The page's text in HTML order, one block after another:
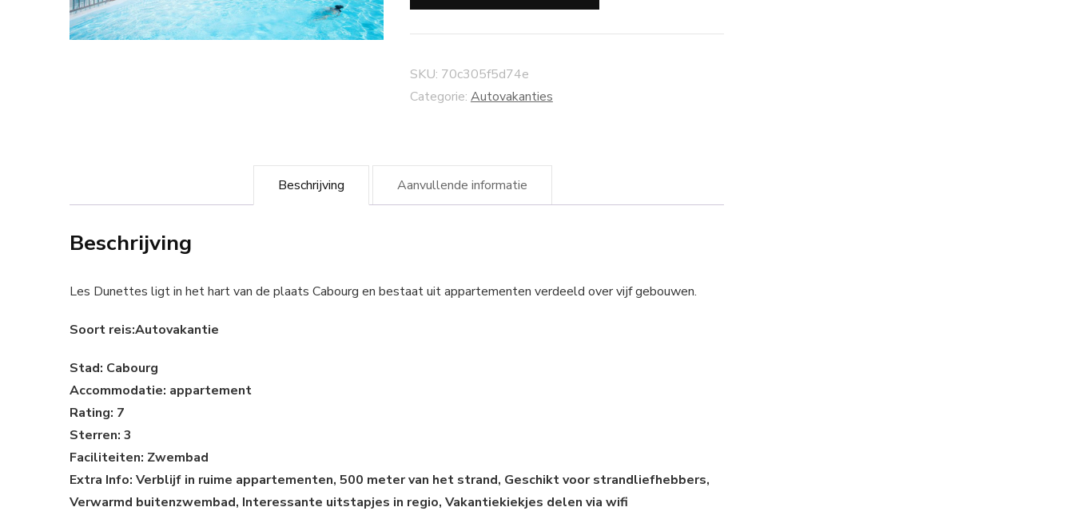
SKU: 70c305f5d74e
Categorie: Autovakanties
Beschrijving Aanvullende informatie
Beschrijving
Les Dunettes ligt in het hart van de plaats Cabourg en bestaat uit appartementen verdeeld over vijf gebouwen.
Soort reis:Autovakantie
Stad: Cabourg
Accommodatie: appartement
Rating: 7
Sterren: 3
Faciliteiten: Zwembad
Extra Info: Verblijf in ruime appartementen, 500 meter van het strand, Geschikt voor strandliefhebbers,
Verwarmd buitenzwembad, Interessante uitstapjes in regio, Vakantiekiekjes delen via wifi